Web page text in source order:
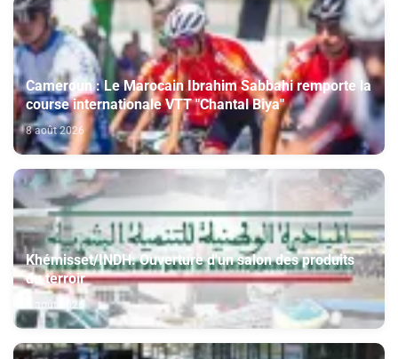
Cameroun : Le Marocain Ibrahim Sabbahi remporte la
course internationale VTT "Chantal Biya"
8 août 2026
Khémisset/INDH: Ouverture d'un salon des produits
du terroir
8 août 2026